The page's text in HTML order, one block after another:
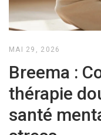
MAI 29, 2026
Breema :
thérapie
santé